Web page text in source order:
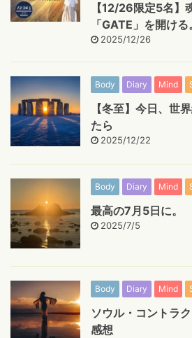
【12/26限定5名】
「GATE」を開ける。
2025/12/26
Body Diary Mind
【冬至】今日、世
たら
2025/12/22
Body Diary Mind
最高の7月5日に。
2025/7/5
Body Diary Mind
ソウル・コントラ
感想